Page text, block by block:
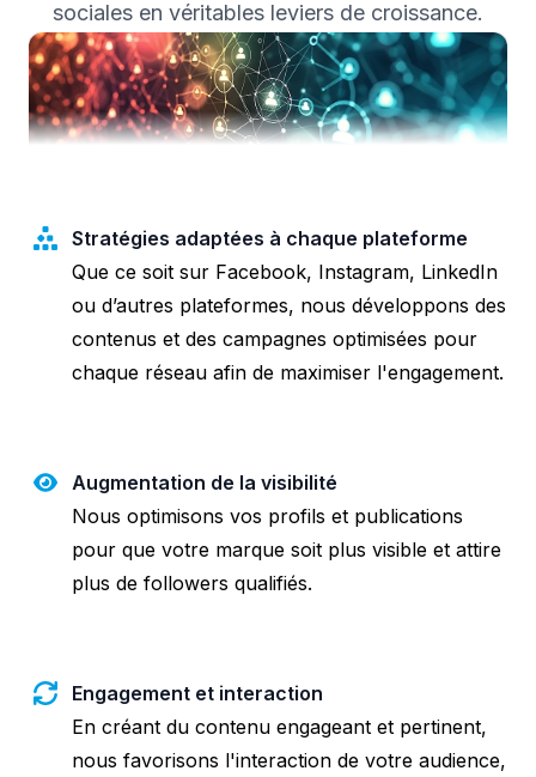
sociales en véritables leviers de croissance.
Stratégies adaptées à chaque plateforme
Que ce soit sur Facebook, Instagram, LinkedIn
ou d’autres plateformes, nous développons des
contenus et des campagnes optimisées pour
chaque réseau afin de maximiser l'engagement.
Augmentation de la visibilité
Nous optimisons vos profils et publications
pour que votre marque soit plus visible et attire
plus de followers qualifiés.
Engagement et interaction
En créant du contenu engageant et pertinent,
nous favorisons l'interaction de votre audience,